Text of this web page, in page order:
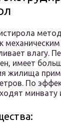
механическим
влагу.
имеет
жилища
По
минвату